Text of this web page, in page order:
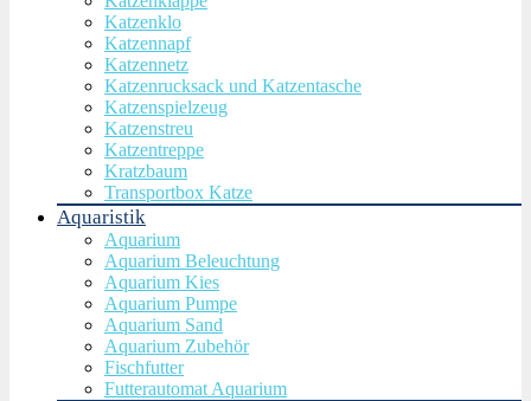
Katzenklo
Katzennapf
Katzennetz
Katzenrucksack und Katzentasche
Katzenspielzeug
Katzenstreu
Katzentreppe
Kratzbaum
Transportbox Katze
Aquaristik
Aquarium
Aquarium Beleuchtung
Aquarium Kies
Aquarium Pumpe
Aquarium Sand
Aquarium Zubehör
Fischfutter
Futterautomat Aquarium